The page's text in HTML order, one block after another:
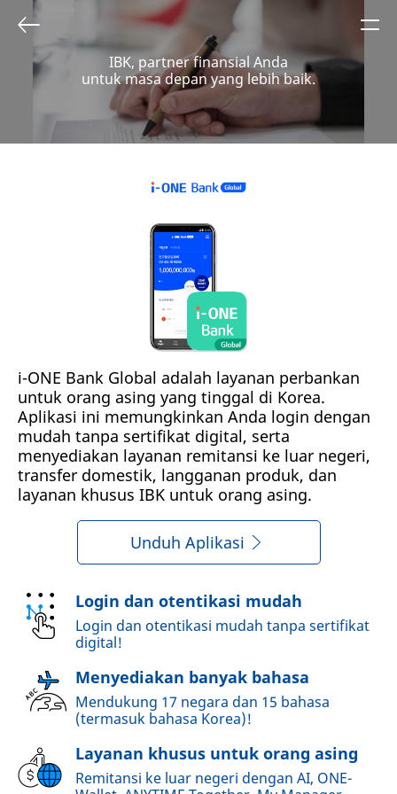
IBK, partner finansial Anda
untuk masa depan yang lebih baik.
i-ONE Bank Global adalah layanan perbankan
untuk orang asing yang tinggal di Korea.
Aplikasi ini memungkinkan Anda login dengan
mudah tanpa sertifikat digital, serta
menyediakan layanan remitansi ke luar negeri,
transfer domestik, langganan produk, dan
layanan khusus IBK untuk orang asing.
Unduh Aplikasi
Login dan otentikasi mudah
Login dan otentikasi mudah tanpa sertifikat
digital!
Menyediakan banyak bahasa
Mendukung 17 negara dan 15 bahasa
(termasuk bahasa Korea)!
Layanan khusus untuk orang asing
Remitansi ke luar negeri dengan AI, ONE-